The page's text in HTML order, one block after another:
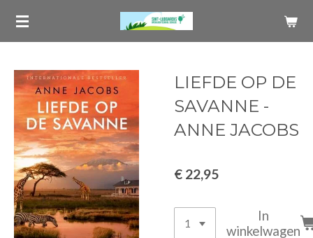
Ga
de
hoofdinhoud
LIEFDE OP DE
SAVANNE -
ANNE JACOBS
€ 22,95
In
winkelwagen